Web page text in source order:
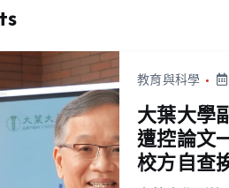
教育與科學
大葉大學
遭控論文
校方自查